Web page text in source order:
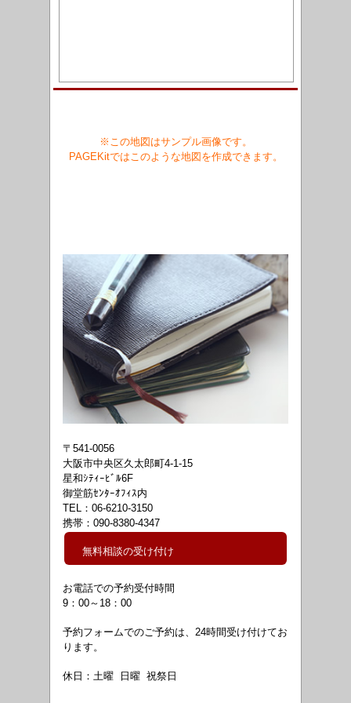
※この地図はサンプル画像です。
PAGEKitではこのような地図を作成できます。
〒541-0056
大阪市中央区久太郎町4-1-15
星和ｼﾃｨｰﾋﾞﾙ6F
御堂筋ｾﾝﾀｰｵﾌｨｽ内
TEL：06-6210-3150
携帯：090-8380-4347
無料相談の受け付け
お電話での予約受付時間
9：00～18 ：00
予約フォームでのご予約は、24時間受け付けてお
ります。
休日：土曜 日曜 祝祭日